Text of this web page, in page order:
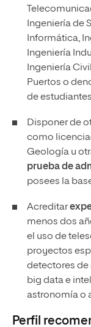
Ingeniería de
Informática,
Ingeniería
Ingeniería
Puertos o
de
Disponer de
como
Geología u
prueba de
posees la
Acreditar
menos dos
el uso de
proyectos
detectores de
big data e
astronomía o
Perfil